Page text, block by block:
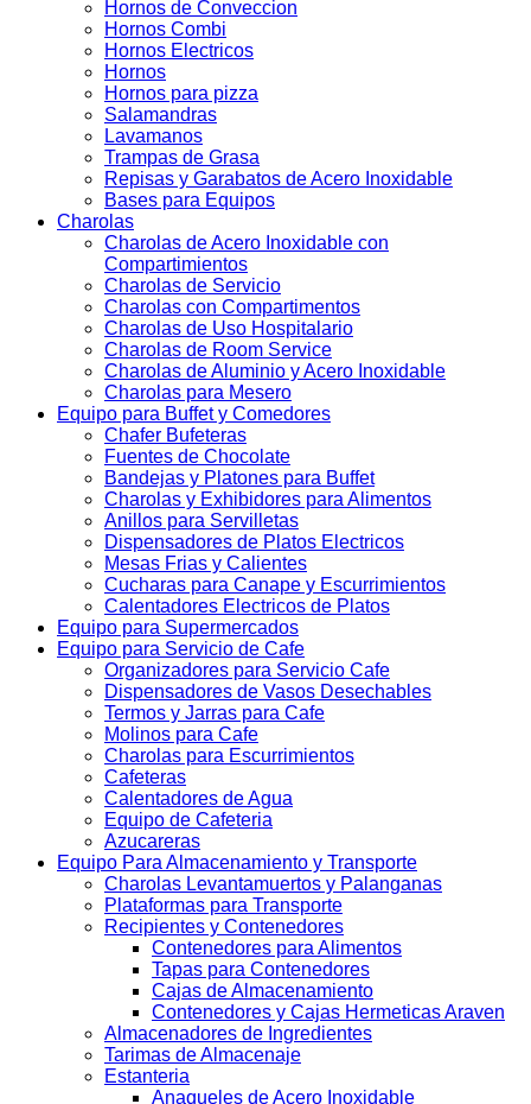
Hornos de Conveccion
Hornos Combi
Hornos Electricos
Hornos
Hornos para pizza
Salamandras
Lavamanos
Trampas de Grasa
Repisas y Garabatos de Acero Inoxidable
Bases para Equipos
Charolas
Charolas de Acero Inoxidable con
Compartimientos
Charolas de Servicio
Charolas con Compartimentos
Charolas de Uso Hospitalario
Charolas de Room Service
Charolas de Aluminio y Acero Inoxidable
Charolas para Mesero
Equipo para Buffet y Comedores
Chafer Bufeteras
Fuentes de Chocolate
Bandejas y Platones para Buffet
Charolas y Exhibidores para Alimentos
Anillos para Servilletas
Dispensadores de Platos Electricos
Mesas Frias y Calientes
Cucharas para Canape y Escurrimientos
Calentadores Electricos de Platos
Equipo para Supermercados
Equipo para Servicio de Cafe
Organizadores para Servicio Cafe
Dispensadores de Vasos Desechables
Termos y Jarras para Cafe
Molinos para Cafe
Charolas para Escurrimientos
Cafeteras
Calentadores de Agua
Equipo de Cafeteria
Azucareras
Equipo Para Almacenamiento y Transporte
Charolas Levantamuertos y Palanganas
Plataformas para Transporte
Recipientes y Contenedores
Contenedores para Alimentos
Tapas para Contenedores
Cajas de Almacenamiento
Contenedores y Cajas Hermeticas Araven
Almacenadores de Ingredientes
Tarimas de Almacenaje
Estanteria
Anaqueles de Acero Inoxidable